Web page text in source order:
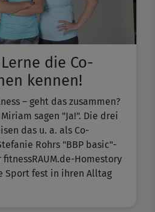
die Co-
kennen!
– geht das zusammen?
sagen "Ja!". Die drei
das u. a. als Co-
Rohrs "BBP basic"-
Homestory
Sport fest in ihren Alltag